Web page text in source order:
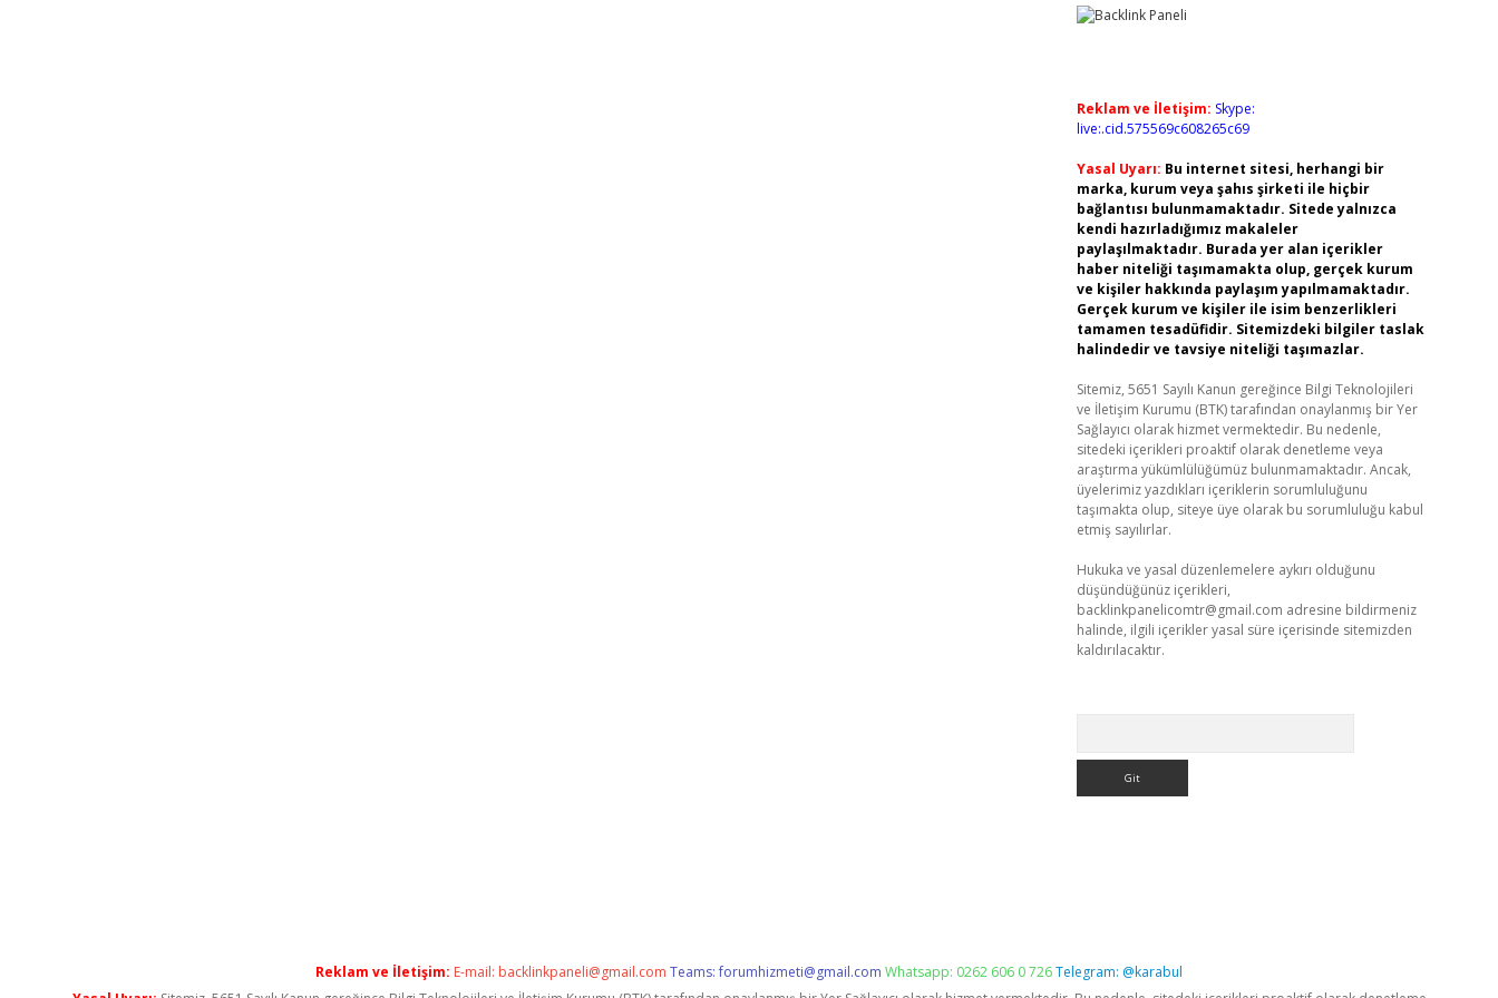
Reklam ve İletişim: Skype:
live:.cid.575569c608265c69
Yasal Uyarı: Bu internet sitesi, herhangi bir
marka, kurum veya şahıs şirketi ile hiçbir
bağlantısı bulunmamaktadır. Sitede yalnızca
kendi hazırladığımız makaleler
paylaşılmaktadır. Burada yer alan içerikler
haber niteliği taşımamakta olup, gerçek kurum
ve kişiler hakkında paylaşım yapılmamaktadır.
Gerçek kurum ve kişiler ile isim benzerlikleri
tamamen tesadüfidir. Sitemizdeki bilgiler taslak
halindedir ve tavsiye niteliği taşımazlar.
Sitemiz, 5651 Sayılı Kanun gereğince Bilgi Teknolojileri
ve İletişim Kurumu (BTK) tarafından onaylanmış bir Yer
Sağlayıcı olarak hizmet vermektedir. Bu nedenle,
sitedeki içerikleri proaktif olarak denetleme veya
araştırma yükümlülüğümüz bulunmamaktadır. Ancak,
üyelerimiz yazdıkları içeriklerin sorumluluğunu
taşımakta olup, siteye üye olarak bu sorumluluğu kabul
etmiş sayılırlar.
Hukuka ve yasal düzenlemelere aykırı olduğunu
düşündüğünüz içerikleri,
backlinkpanelicomtr@gmail.com adresine bildirmeniz
halinde, ilgili içerikler yasal süre içerisinde sitemizden
kaldırılacaktır.
Reklam ve İletişim: E-mail: backlinkpaneli@gmail.com Teams:forumhizmeti@gmail.com Whatsapp: 0262 606 0 726Telegram: @karabul